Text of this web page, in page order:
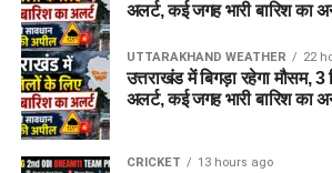
अलर्ट, कई जगह भारी बारिश का
UTTARAKHAND WEATHER 22
उत्तराखंड में बिगड़ा रहेगा मौसम,
अलर्ट, कई जगह भारी बारिश का
CRICKET 13 hours ago